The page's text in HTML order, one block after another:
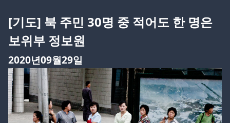
[기도] 북 주민 30명 중 적어도 한 명은
보위부 정보원
2020년09월29일